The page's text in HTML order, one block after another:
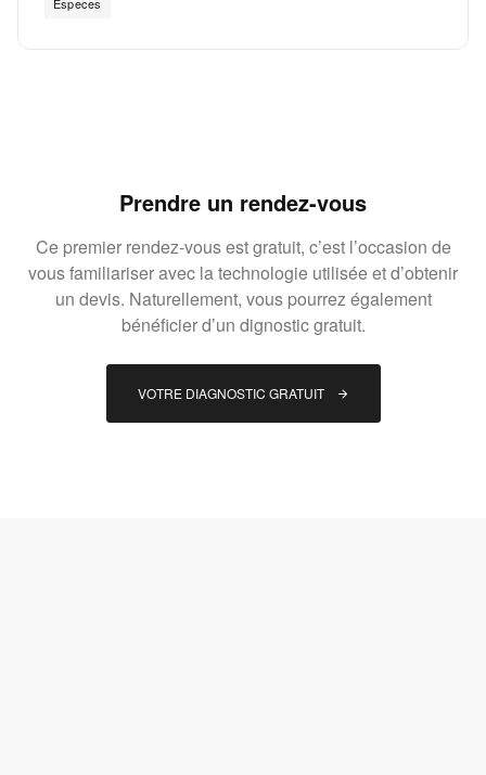
Prendre un rendez-vous
Ce premier rendez-vous est gratuit, c’est l’occasion de
vous familiariser avec la technologie utilisée et d’obtenir
un devis. Naturellement, vous pourrez également
bénéficier d’un dignostic gratuit.
VOTRE DIAGNOSTIC GRATUIT